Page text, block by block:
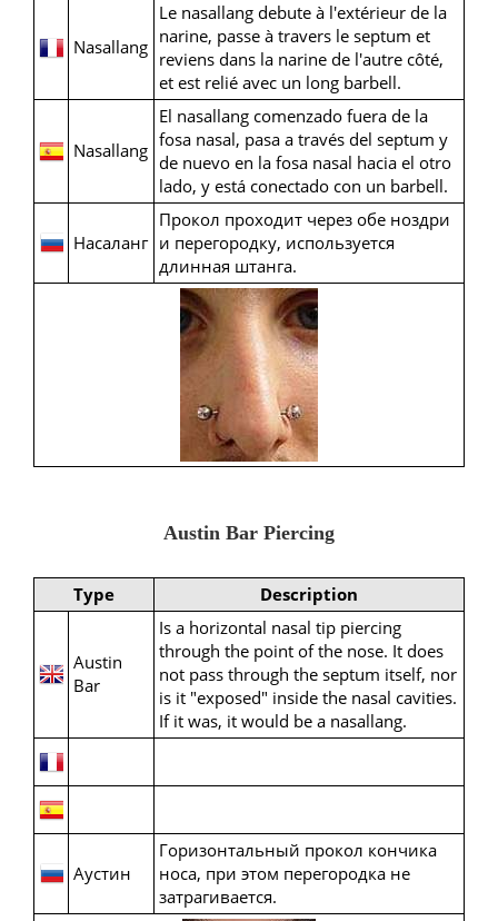
Nasallang
Le nasallang debute à l'extérieur de la
narine, passe à travers le septum et
reviens dans la narine de l'autre côté,
et est relié avec un long barbell.
Nasallang
El nasallang comenzado fuera de la
fosa nasal, pasa a través del septum y
de nuevo en la fosa nasal hacia el otro
lado, y está conectado con un barbell.
Насаланг
Прокол проходит через обе ноздри
и перегородку, используется
длинная штанга.
Austin Bar Piercing
Type Description
Austin
Bar
Is a horizontal nasal tip piercing
through the point of the nose. It does
not pass through the septum itself, nor
is it "exposed" inside the nasal cavities.
If it was, it would be a nasallang.
Аустин
Горизонтальный прокол кончика
носа, при этом перегородка не
затрагивается.